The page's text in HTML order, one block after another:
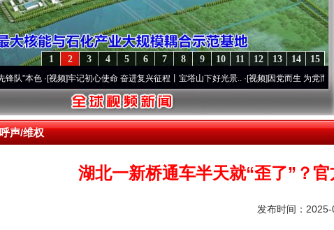
15
14
13
12
11
10
9
8
7
6
5
4
3
2
1
·[视频]牢记初心使命 奋进复兴征程丨宝塔山下好光景..·[视频]因党而生 为党而战——百年
声/维权
湖北一新桥通车半天就“歪了”？
发布时间：